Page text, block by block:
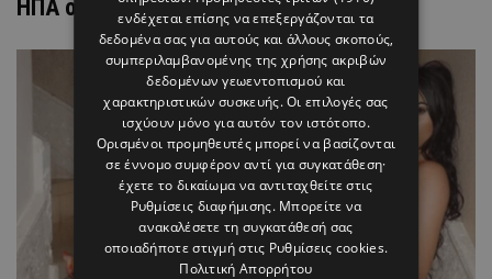
ΗΠΑ ο ράπερ Κάνιε Γουέστ
ενδέχεται επίσης να επεξεργάζονται τα
δεδομένα σας για αυτούς και άλλους σκοπούς,
συμπεριλαμβανομένης της χρήσης ακριβών
δεδομένων γεωεντοπισμού και
χαρακτηριστικών συσκευής. Οι επιλογές σας
ισχύουν μόνο για αυτόν τον ιστότοπο.
Ορισμένοι προμηθευτές μπορεί να βασίζονται
σε έννομο συμφέρον αντί για συγκατάθεση·
έχετε το δικαίωμα να αντιταχθείτε στις
Ρυθμίσεις διαφήμισης. Μπορείτε να
ανακαλέσετε τη συγκατάθεσή σας
οποιαδήποτε στιγμή στις Ρυθμίσεις cookies.
Πολιτική Απορρήτου